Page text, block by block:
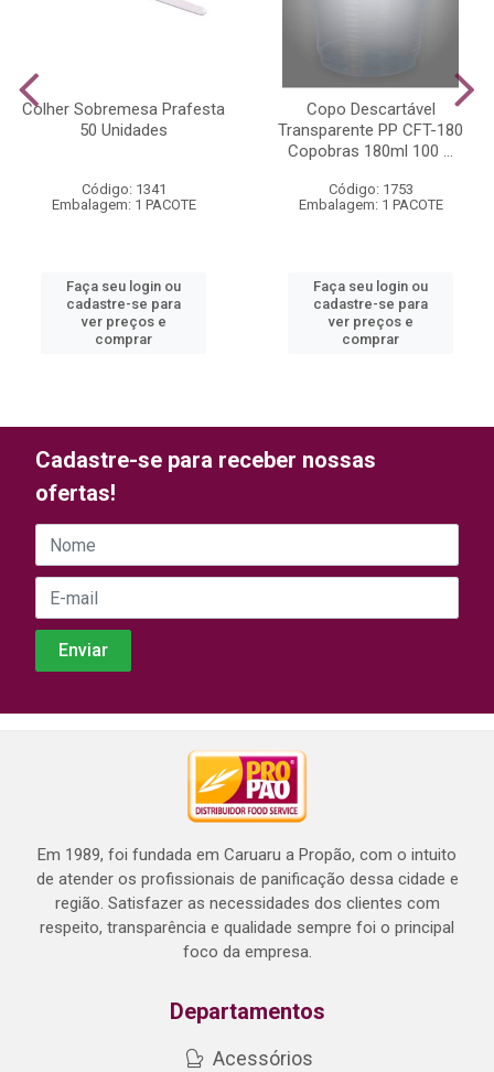
Colher Sobremesa Prafesta
50 Unidades
Código: 1341
Embalagem: 1 PACOTE
Faça seu login ou
cadastre-se para
ver preços e
comprar
Copo Descartável
Transparente PP CFT-180
Copobras 180ml 100 ...
Código: 1753
Embalagem: 1 PACOTE
Faça seu login ou
cadastre-se para
ver preços e
comprar
Cadastre-se para receber nossas
ofertas!
Em 1989, foi fundada em Caruaru a Propão, com o intuito
de atender os profissionais de panificação dessa cidade e
região. Satisfazer as necessidades dos clientes com
respeito, transparência e qualidade sempre foi o principal
foco da empresa.
Departamentos
Acessórios